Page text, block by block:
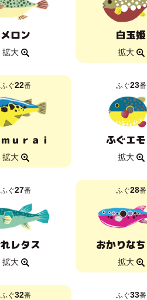
メロン
拡大
白玉姫
拡大
ふぐ22番
ｕｒａｉ
拡大
ふぐ23番
ふぐエ
拡大
ふぐ27番
レタス
拡大
ふぐ28番
おかりな
拡大
ふぐ32番 ふぐ33番